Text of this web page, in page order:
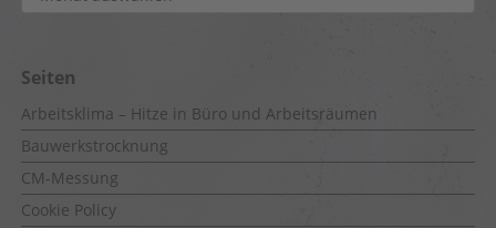
Seiten
Arbeitsklima – Hitze in Büro und Arbeitsräumen
Bauwerkstrocknung
CM-Messung
Cookie Policy